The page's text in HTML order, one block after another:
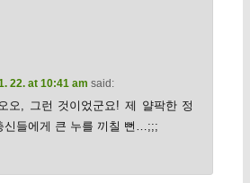
22. at 10:41 am said:
오, 그런 것이었군요! 제 얄팍한 정
신들에게 큰 누를 끼칠 뻔…;;;